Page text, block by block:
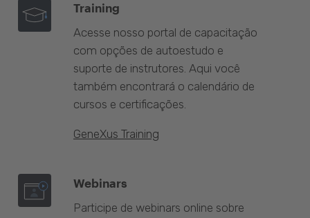
Training
Acesse nosso portal de capacitação
com opções de autoestudo e
suporte de instrutores. Aqui você
também encontrará o calendário de
cursos e certificações.
GeneXus Training
Webinars
Participe de webinars online sobre